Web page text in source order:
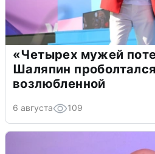
«Четырех мужей
Шаляпин
возлюбленной
6 августа 109